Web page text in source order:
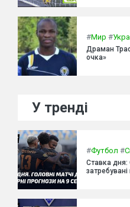
#Мир #
Драман
очка»
У тренді
#Футбол #
Ставка дня: